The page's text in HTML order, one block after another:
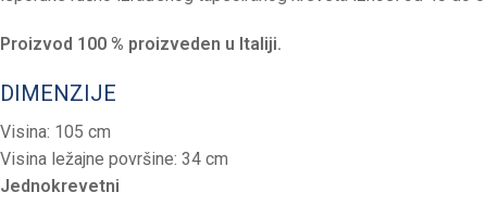
Proizvod 100 % proizveden u Italiji.
DIMENZIJE
Visina: 105 cm
Visina ležajne površine: 34 cm
Jednokrevetni